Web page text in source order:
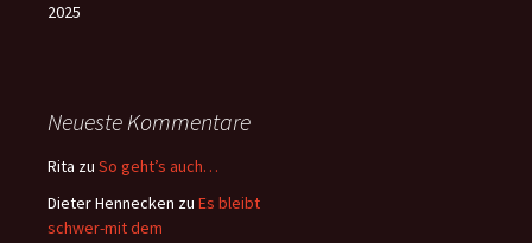
2025
Neueste Kommentare
Rita zu So geht’s auch…
Dieter Hennecken zu Es bleibt
schwer-mit dem